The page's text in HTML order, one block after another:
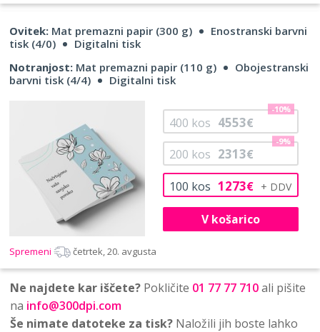
Ovitek: Mat premazni papir (300 g)
Enostranski barvni
tisk (4/0)
Digitalni tisk
Notranjost: Mat premazni papir (110 g)
Obojestranski
barvni tisk (4/4)
Digitalni tisk
100 kos 1273€
200 kos 2313€
-9%
400 kos 4553€
-10%
V košarico
Spremeni četrtek, 20. avgusta
Ne najdete kar iščete? Pokličite 01 77 77 710ali pišite
na info@300dpi.com
Še nimate datoteke za tisk? Naložili jih boste lahko